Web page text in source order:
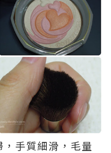
手質細滑，毛量